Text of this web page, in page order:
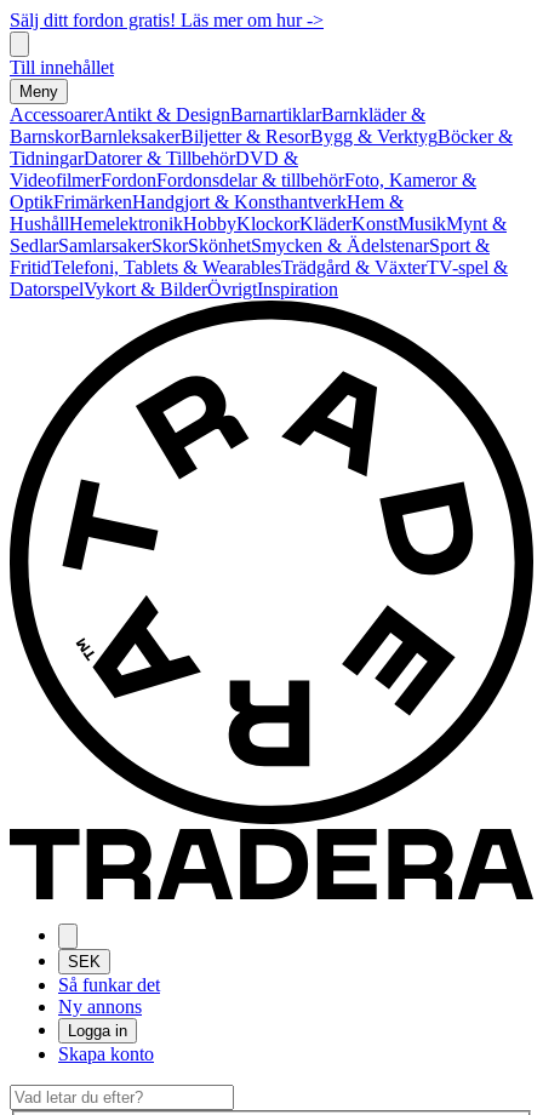
Sälj ditt fordon gratis! Läs mer om hur ->
Till innehållet
Meny
AccessoarerAntikt & DesignBarnartiklarBarnkläder &
BarnskorBarnleksakerBiljetter & ResorBygg & VerktygBöcker &
TidningarDatorer & TillbehörDVD &
VideofilmerFordonFordonsdelar & tillbehörFoto, Kameror &
OptikFrimärkenHandgjort & KonsthantverkHem &
HushållHemelektronikHobbyKlockorKläderKonstMusikMynt &
SedlarSamlarsakerSkorSkönhetSmycken & ÄdelstenarSport &
FritidTelefoni, Tablets & WearablesTrädgård & VäxterTV-spel &
DatorspelVykort & BilderÖvrigtInspiration
SEK
Så funkar det
Ny annons
Logga in
Skapa konto